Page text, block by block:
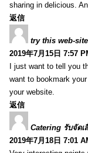
sharing in delicious.
返信
try this web-site
2019年7月15日 7:57
I just want to tell you
want to bookmark
your website.
返信
Catering รับจัด
2019年7月18日 7:01